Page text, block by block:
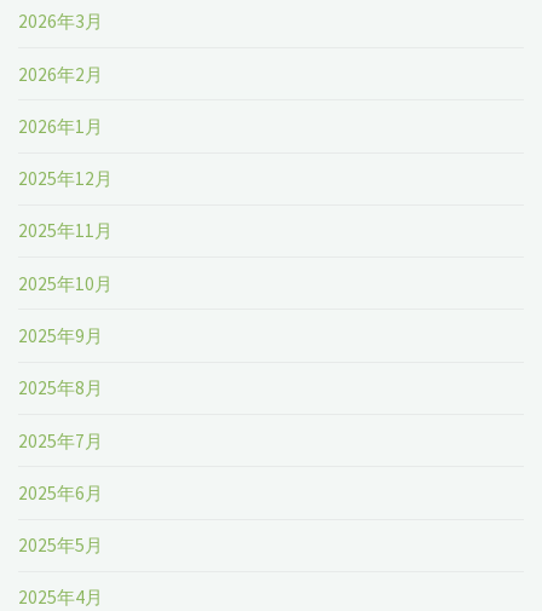
2026年3月
2026年2月
2026年1月
2025年12月
2025年11月
2025年10月
2025年9月
2025年8月
2025年7月
2025年6月
2025年5月
2025年4月